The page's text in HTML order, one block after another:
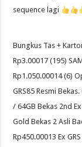
sequence lagi
Bungkus Tas +
Rp3.00017 (195)
Rp1.050.00014 (6)
GRS85 Resmi
/ 64GB Bekas 2nd
Gold Bekas 2 Asli
Rp450.00013 Ex